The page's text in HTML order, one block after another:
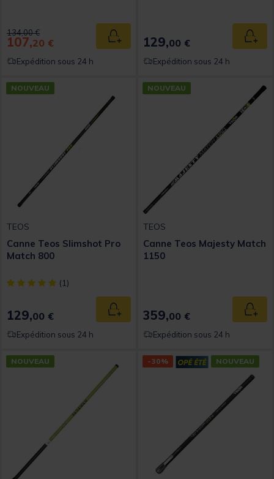
Price reduced from
134,00 €to
107,20 € Ajouter au panier
Expédition sous 24 h
129,00 €
Expédition sous 24 h
NOUVEAU
TEOS
Canne Teos Slimshot Pro
Match 800
[object Object] out of 5 Customer Rating
(1)
129,00 € Ajouter au panier
Expédition sous 24 h
NOUVEAU
TEOS
Canne Teos Majesty Match
1150
359,00 €
Expédition sous 24 h
NOUVEAU -30% NOUVEAU